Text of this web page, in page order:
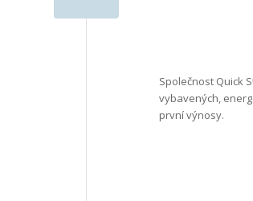
Společnost Quick
vybavených,
první výnosy.